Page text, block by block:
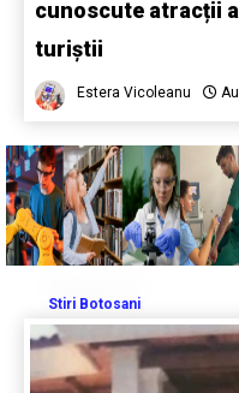
cunoscute atracții
turiștii
Estera Vicoleanu
Stiri Botosani